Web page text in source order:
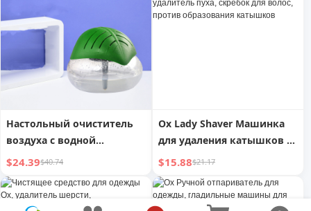
очистки щелей после
ремонта, промышленный
Настольный очиститель
воздуха с водной
промывкой, простой в
использовании,
дезодорирующий,
универсальный
$24.39$40.74
Ox Lady Shaver Машинка
для удаления катышков с
одежды для дома, модный
удалитель ворса,
удалитель пуха, скребок
для волос, против
$15.88$21.17